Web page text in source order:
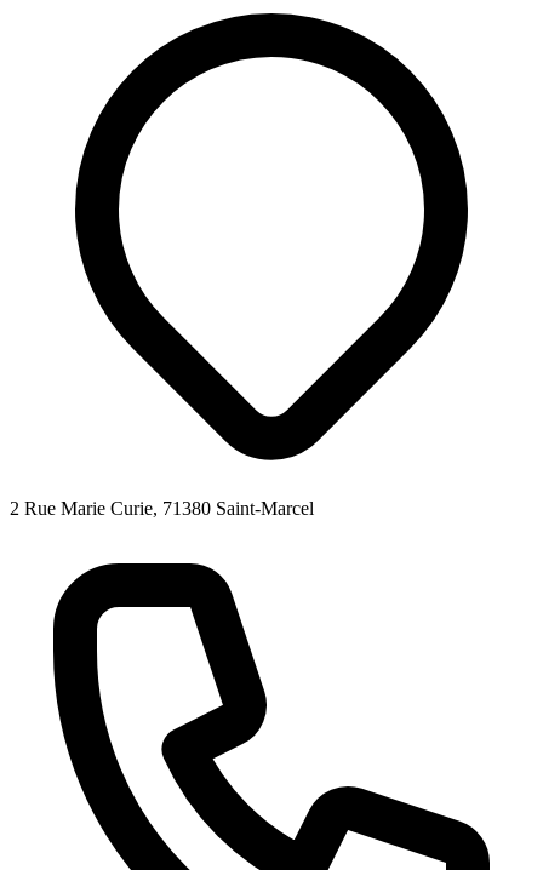
2 Rue Marie Curie, 71380 Saint-Marcel